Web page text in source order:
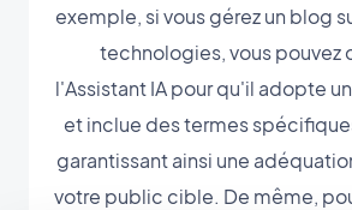
exemple, si vous gérez un blog
technologies, vous pouvez
l'Assistant IA pour qu'il adopte
et inclue des termes
garantissant ainsi une
votre public cible. De même,